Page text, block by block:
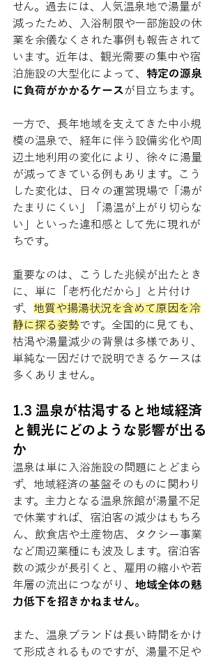
せん。過去には、人気温泉地で湯量が
減ったため、入浴制限や一部施設の休
業を余儀なくされた事例も報告されて
います。近年は、観光需要の集中や宿
泊施設の大型化によって、 特定の源泉
に負荷がかかるケースが目立ちます。
一方で、長年地域を支えてきた中小規
模の温泉で、経年に伴う設備劣化や周
辺土地利用の変化により、徐々に湯量
が減ってきている例もあります。こう
した変化は、日々の運営現場で「湯が
たまりにくい」「湯温が上がり切らな
い」といった違和感として先に現れが
ちです。
重要なのは、こうした兆候が出たとき
に、単に「老朽化だから」と片付け
ず、 地質や揚湯状況を含めて原因を冷
静に探る姿勢です。全国的に見ても、
枯渇や湯量減少の背景は多様であり、
単純な一因だけで説明できるケースは
多くありません。
1.3 温泉が枯渇すると地域経済
と観光にどのような影響が出る
か
温泉は単に入浴施設の問題にとどまら
ず、地域経済の基盤そのものに関わり
ます。主力となる温泉旅館が湯量不足
で休業すれば、宿泊客の減少はもちろ
ん、飲食店や土産物店、タクシー事業
など周辺業種にも波及します。宿泊客
数の減少が長引くと、雇用の縮小や若
年層の流出につながり、 地域全体の魅
力低下を招きかねません。
また、温泉ブランドは長い時間をかけ
て形成されるものですが、湯量不足や